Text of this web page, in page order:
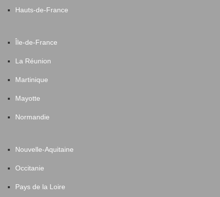
Hauts-de-France
Île-de-France
La Réunion
Martinique
Mayotte
Normandie
Nouvelle-Aquitaine
Occitanie
Pays de la Loire